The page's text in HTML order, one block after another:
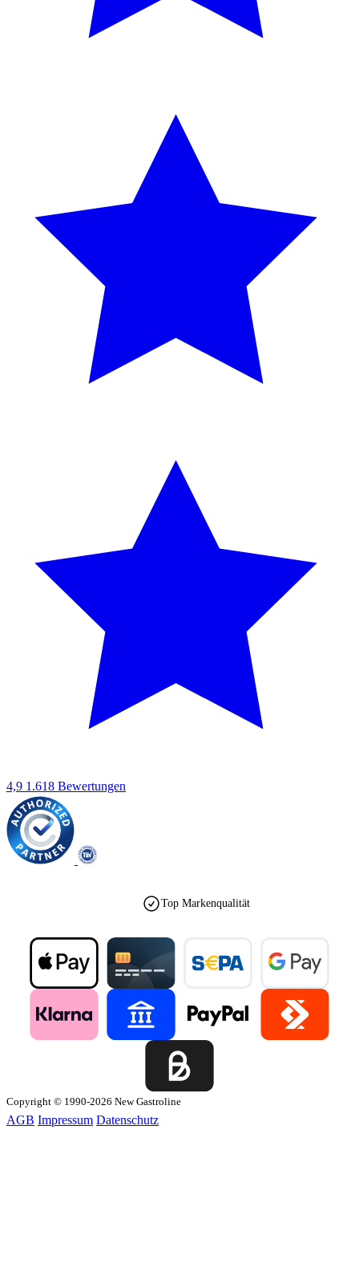
4,9 1.618 Bewertungen
Top Markenqualität
Copyright © 1990-2026 New Gastroline
AGB Impressum Datenschutz